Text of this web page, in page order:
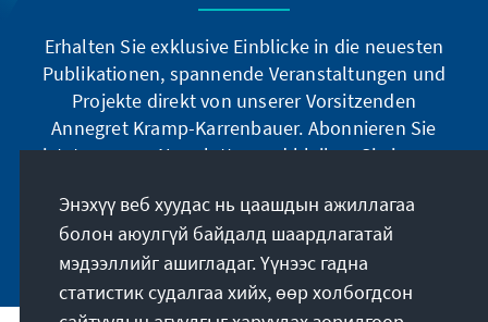
Erhalten Sie exklusive Einblicke in die neuesten
Publikationen, spannende Veranstaltungen und
Projekte direkt von unserer Vorsitzenden
Annegret Kramp-Karrenbauer. Abonnieren Sie
jetzt unseren Newsletter und bleiben Sie immer
Jetzt abonnieren
Энэхүү веб хуудас нь цаашдын ажиллагаа
болон аюулгүй байдалд шаардлагатай
мэдээллийг ашигладаг. Үүнээс гадна
статистик судалгаа хийх, өөр холбогдсон